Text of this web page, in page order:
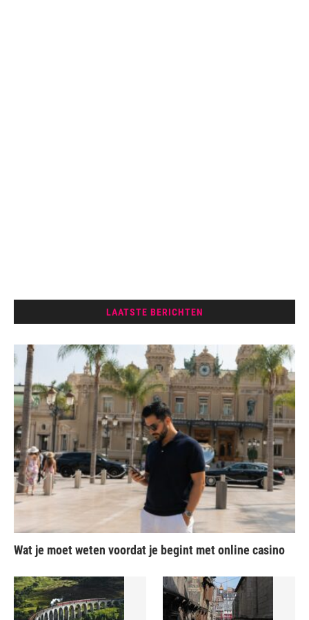
LAATSTE BERICHTEN
Wat je moet weten voordat je begint met online casino